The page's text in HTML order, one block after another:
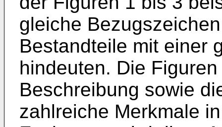
gleiche
Bestandteile mit einer
hindeuten. Die
Beschreibung sowie
zahlreiche Merkmale